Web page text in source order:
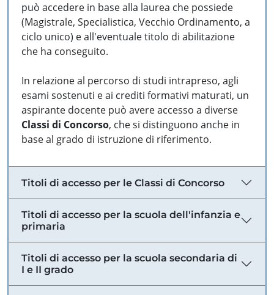
può accedere in base alla laurea che possiede
(Magistrale, Specialistica, Vecchio Ordinamento, a
ciclo unico) e all'eventuale titolo di abilitazione
che ha conseguito.
In relazione al percorso di studi intrapreso, agli
esami sostenuti e ai crediti formativi maturati, un
aspirante docente può avere accesso a diverse
Classi di Concorso, che si distinguono anche in
base al grado di istruzione di riferimento.
Titoli di accesso per le Classi di Concorso
Titoli di accesso per la scuola dell'infanzia e
primaria
Titoli di accesso per la scuola secondaria di
I e II grado